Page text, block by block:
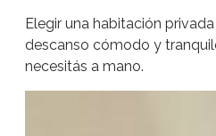
Elegir una habitación
descanso cómodo y
necesitás a mano.